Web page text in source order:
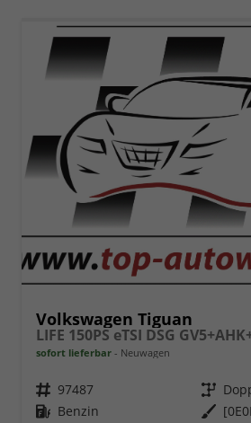
Volkswagen Tiguan
sofort lieferbar Neuwagen
Fahrzeugnr. 97487 Getriebe
Kraftstoff Benzin Außenfarbe